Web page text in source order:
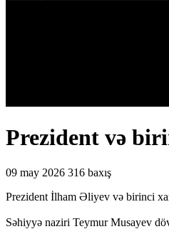
Prezident və
09 may 2026 316 baxış
Prezident İlham Əliyev və birinci
Səhiyyə naziri Teymur Musayev